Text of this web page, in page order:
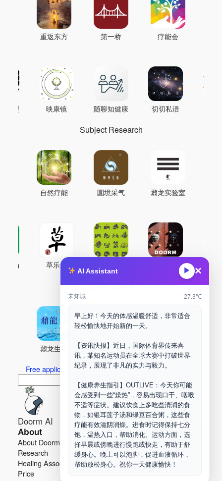
AI Assistant ▶ ×
未知城 27.3℃
早上好！今天的体感温暖舒适，非常适合
轻松愉快地开始新的一天。
【资讯快报】近日，国际体育界传来喜
讯，某知名运动员在全球大赛中打破世界
纪录，展现了非凡的实力与毅力。
【健康养生指引】OUTLIVE：今天你可能
会感受到一些“燥热”，容易出现口干、咽喉
不适等症状。建议饮食上多吃些清润的食
物，如银耳莲子汤和绿豆百合粥，这些食
疗能有效滋阴润燥。进食时记得保持七分
饱，温热入口，帮助消化。运动方面，选
择早晨或傍晚进行慢跑或快走，有助于舒
缓身心。晚上可以泡脚，促进血液循环，
帮助放松身心。祝你一天健康愉快！
重返东方 第一桥 疗能会
模型 映康镜 随聊知健康 切切私语
Subject Research
自然疗能 圜境采气 鼐龙实验室
药场 草乐村 中药
Maker Space
鼐龙生物 PLM 商兑园
Free application for “Healing Association Membership”
索
Search
Doorm AI
About
About Doorm AI
Research
Healing Association
Price
Learn more
Privacy
Terms
Contact us